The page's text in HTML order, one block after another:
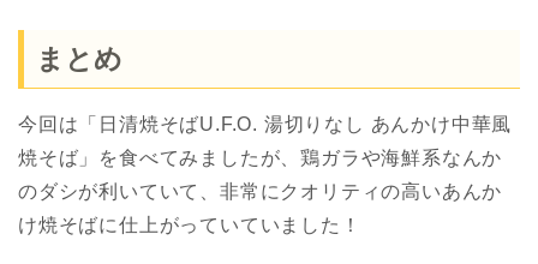
まとめ
今回は「日清焼そばU.F.O. 湯切りなし あんかけ中華風
焼そば」を食べてみましたが、鶏ガラや海鮮系なんか
のダシが利いていて、非常にクオリティの高いあんか
け焼そばに仕上がっていていました！